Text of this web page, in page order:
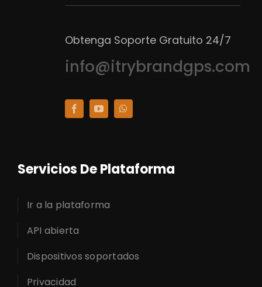
Obtenga Soporte Gratuito 24/7
info@itrybrandgps.com
Servicios De Plataforma
Ir a la plataforma
API abierta
Dispositivos soportados
Privacidad